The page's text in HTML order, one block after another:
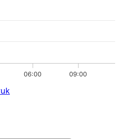
06:00 09:00